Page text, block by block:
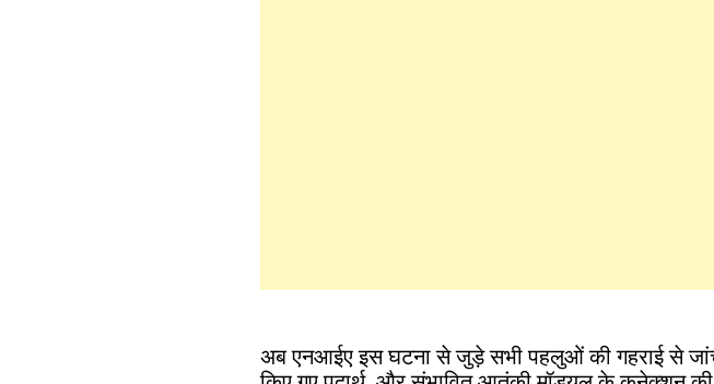
अब एनआईए इस घटना से जुड़े सभी पहलुओं की गहराई से